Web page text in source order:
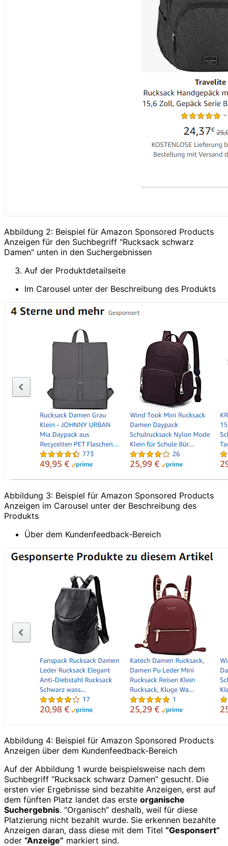
Abbildung 2: Beispiel für Amazon Sponsored Products
Anzeigen für den Suchbegriff "Rucksack schwarz
Damen" unten in den Suchergebnissen
Auf der Produktdetailseite
Im Carousel unter der Beschreibung des Produkts
Abbildung 3: Beispiel für Amazon Sponsored Products
Anzeigen im Carousel unter der Beschreibung des
Produkts
Über dem Kundenfeedback-Bereich
Abbildung 4: Beispiel für Amazon Sponsored Products
Anzeigen über dem Kundenfeedback-Bereich
Auf der Abbildung 1 wurde beispielsweise nach dem
Suchbegriff “Rucksack schwarz Damen” gesucht. Die
ersten vier Ergebnisse sind bezahlte Anzeigen, erst auf
dem fünften Platz landet das erste organische
Suchergebnis. “Organisch” deshalb, weil für diese
Platzierung nicht bezahlt wurde. Sie erkennen bezahlte
Anzeigen daran, dass diese mit dem Titel “Gesponsert”
oder “Anzeige” markiert sind.